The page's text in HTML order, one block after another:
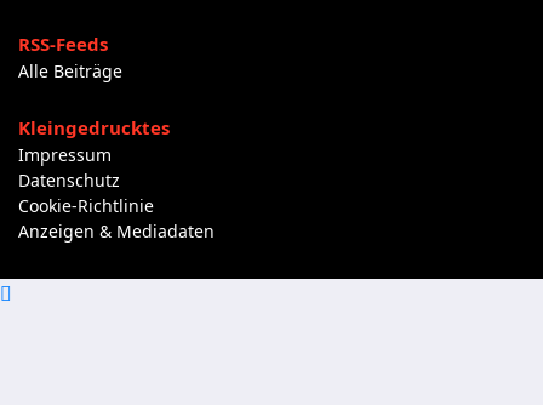
RSS-Feeds
Alle Beiträge
Kleingedrucktes
Impressum
Datenschutz
Cookie-Richtlinie
Anzeigen & Mediadaten